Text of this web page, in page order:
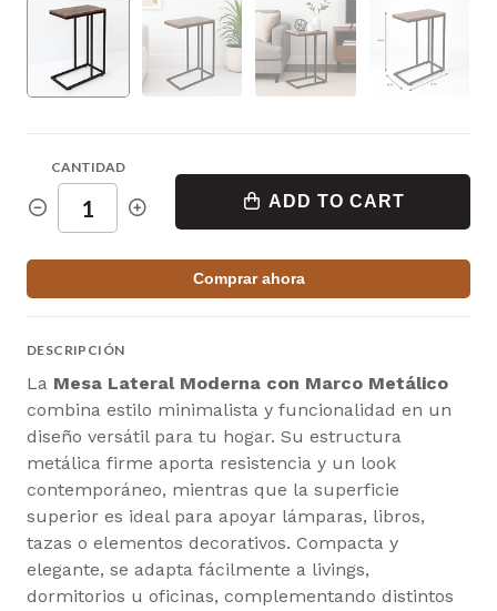
CANTIDAD
ADD TO CART
Comprar ahora
DESCRIPCIÓN
La Mesa Lateral Moderna con Marco Metálico
combina estilo minimalista y funcionalidad en un
diseño versátil para tu hogar. Su estructura
metálica firme aporta resistencia y un look
contemporáneo, mientras que la superficie
superior es ideal para apoyar lámparas, libros,
tazas o elementos decorativos. Compacta y
elegante, se adapta fácilmente a livings,
dormitorios u oficinas, complementando distintos